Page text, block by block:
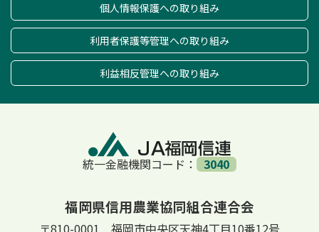
個人情報保護への取り組み
利用者保護等管理への取り組み
利益相反管理への取り組み
統一金融機関コード： 3040
福岡県信用農業協同組合連合会